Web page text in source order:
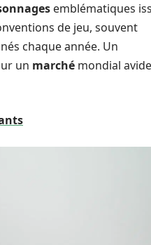
emblématiques
de jeu, souvent
chaque année. Un
un marché mondial